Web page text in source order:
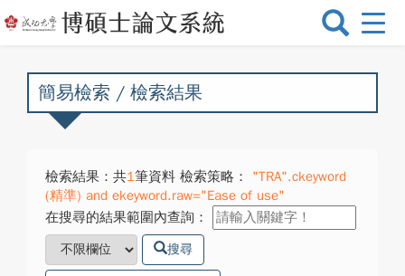
選
換
簡易檢索 / 檢索結果
檢索結果：共1筆資料 檢索策略：
"TRA".ckeyword
(精準) and ekeyword.raw="Ease of use"
在搜尋的結果範圍內查詢：
搜尋